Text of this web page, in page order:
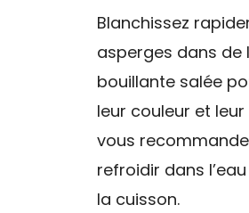
Blanchissez
asperges dans de
bouillante salée
leur couleur et
vous
refroidir dans
la cuisson.